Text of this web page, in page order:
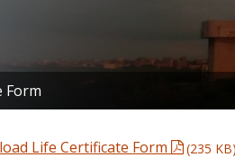
Form
Life Certificate Form (235